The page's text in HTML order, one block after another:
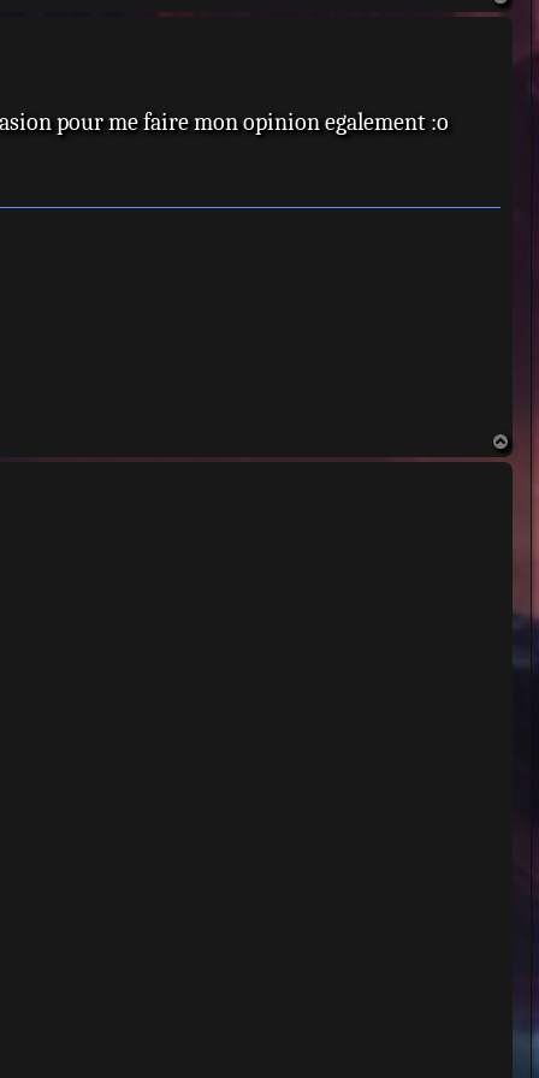
pour me faire mon opinion egalement :o
a
u